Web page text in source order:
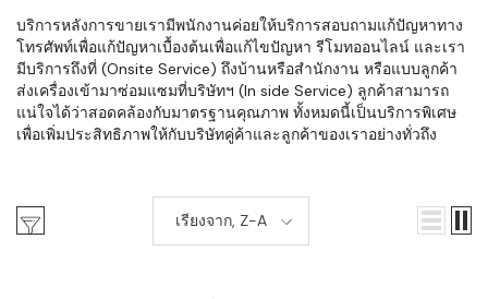
บริการหลังการขายเรามีพนักงานค่อยให้บริการสอบถามแก้ปัญหาทาง
โทรศัพท์เพื่อแก้ปัญหาเบื้องต้นเพื่อแก้ไขปัญหา รีโมทออนไลน์ และเรา
มีบริการถึงที่ (Onsite Service) ถึงบ้านหรือสำนักงาน หรือแบบลูกค้า
ส่งเครื่องเข้ามาซ่อมแซมที่บริษัทฯ (In side Service) ลูกค้าสามารถ
แน่ใจได้ว่าสอดคล้องกับมาตรฐานคุณภาพ ทั้งหมดนี้เป็นบริการพิเศษ
เพื่อเพิ่มประสิทธิภาพให้กับบริษัทคู่ค้าและลูกค้าของเราอย่างทั่วถึง
เรียงจาก, Z-A